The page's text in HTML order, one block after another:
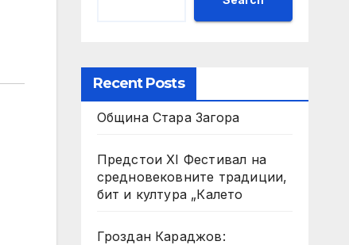
Recent Posts
Община Стара Загора
Предстои XI Фестивал на
средновековните традиции,
бит и култура „Калето
Гроздан Караджов: